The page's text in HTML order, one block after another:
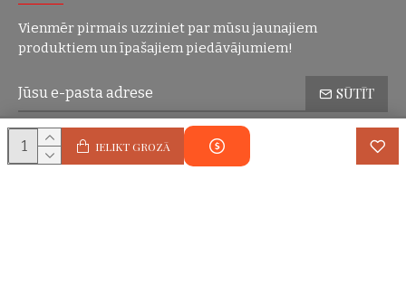
IELIKT GROZĀ
Vienmēr pirmais uzziniet par mūsu jaunajiem
produktiem un īpašajiem piedāvājumiem!
SŪTĪT
Esmu iepazinies(-usies) ar sadaļu Konfidencialitātes politika
piekrītu visiem minētajiem noteikumiem